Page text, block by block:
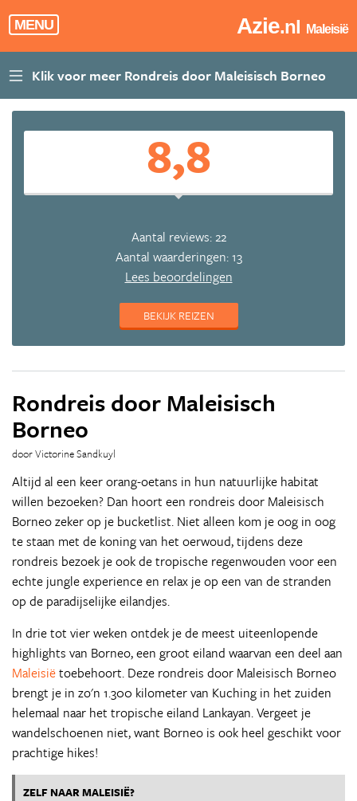
MENU Azie.nl Maleisië
8,8
Aantal reviews: 22
Aantal waarderingen: 13
Lees beoordelingen
BEKIJK REIZEN
Rondreis door Maleisisch
Borneo
door Victorine Sandkuyl
Altijd al een keer orang-oetans in hun natuurlijke habitat
willen bezoeken? Dan hoort een rondreis door Maleisisch
Borneo zeker op je bucketlist. Niet alleen kom je oog in oog
te staan met de koning van het oerwoud, tijdens deze
rondreis bezoek je ook de tropische regenwouden voor een
echte jungle experience en relax je op een van de stranden
op de paradijselijke eilandjes.
In drie tot vier weken ontdek je de meest uiteenlopende
highlights van Borneo, een groot eiland waarvan een deel aan
Maleisiëtoebehoort. Deze rondreis door Maleisisch Borneo
brengt je in zo'n 1.300 kilometer van Kuching in het zuiden
helemaal naar het tropische eiland Lankayan. Vergeet je
wandelschoenen niet, want Borneo is ook heel geschikt voor
prachtige hikes!
ZELF NAAR MALEISIË?